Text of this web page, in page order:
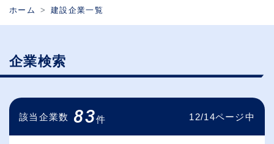
ホーム 建設企業一覧
企業検索
該当企業数 83件 12/14ページ中